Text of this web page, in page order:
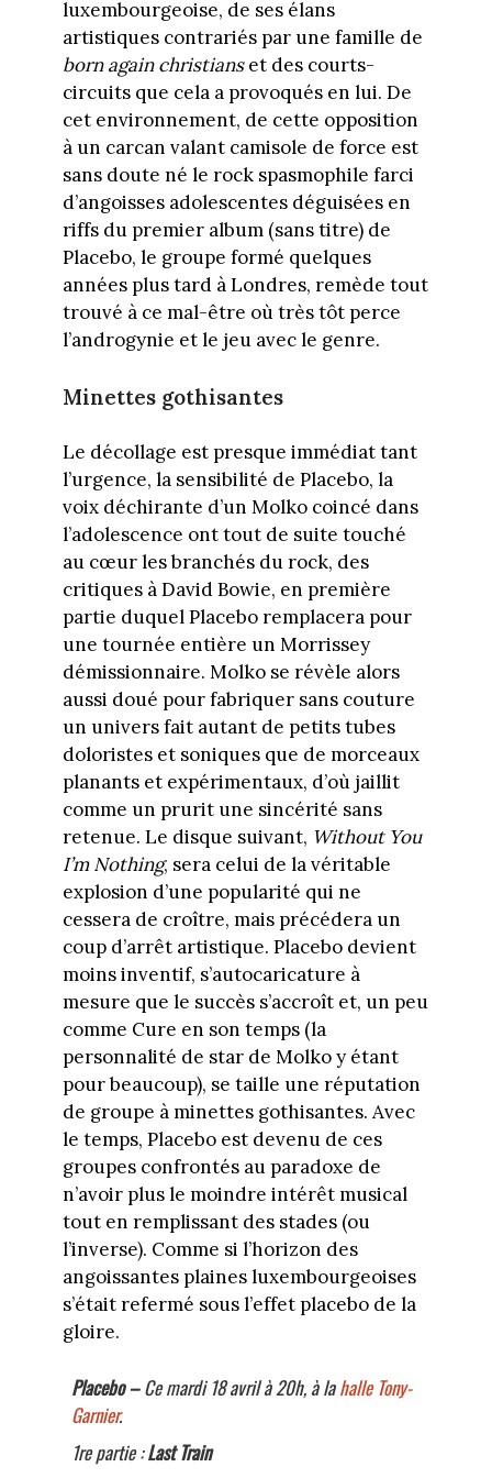
luxembourgeoise, de ses élans
artistiques contrariés par une famille de
born again christianset des courts-
circuits que cela a provoqués en lui. De
cet environnement, de cette opposition
à un carcan valant camisole de force est
sans doute né le rock spasmophile farci
d’angoisses adolescentes déguisées en
riffs du premier album (sans titre) de
Placebo, le groupe formé quelques
années plus tard à Londres, remède tout
trouvé à ce mal-être où très tôt perce
l’androgynie et le jeu avec le genre.
Minettes gothisantes
Le décollage est presque immédiat tant
l’urgence, la sensibilité de Placebo, la
voix déchirante d’un Molko coincé dans
l’adolescence ont tout de suite touché
au cœur les branchés du rock, des
critiques à David Bowie, en première
partie duquel Placebo remplacera pour
une tournée entière un Morrissey
démissionnaire. Molko se révèle alors
aussi doué pour fabriquer sans couture
un univers fait autant de petits tubes
doloristes et soniques que de morceaux
planants et expérimentaux, d’où jaillit
comme un prurit une sincérité sans
retenue. Le disque suivant, Without You
I’m Nothing, sera celui de la véritable
explosion d’une popularité qui ne
cessera de croître, mais précédera un
coup d’arrêt artistique. Placebo devient
moins inventif, s’autocaricature à
mesure que le succès s’accroît et, un peu
comme Cure en son temps (la
personnalité de star de Molko y étant
pour beaucoup), se taille une réputation
de groupe à minettes gothisantes. Avec
le temps, Placebo est devenu de ces
groupes confrontés au paradoxe de
n’avoir plus le moindre intérêt musical
tout en remplissant des stades (ou
l’inverse). Comme si l’horizon des
angoissantes plaines luxembourgeoises
s’était refermé sous l’effet placebo de la
gloire.
Placebo –Ce mardi 18 avril à 20h, à lahalle Tony-
Garnier.
1re partie :Last Train